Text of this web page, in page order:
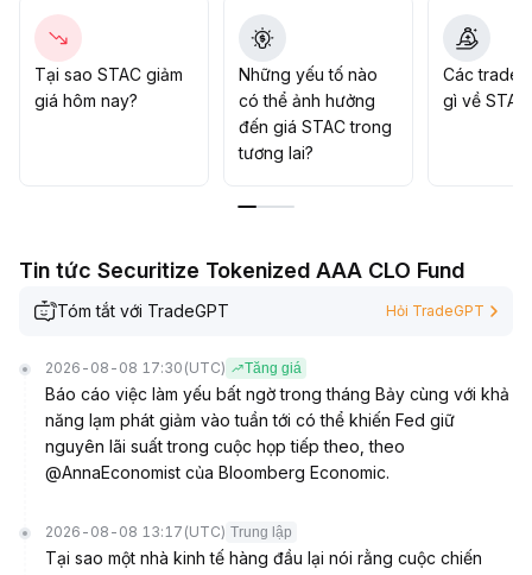
Chiến lược trung hạn căn cứ vào sự xuất hiện của tín
hiệu cấu trúc, kiểm soát tỷ trọng và rủi ro
Tại sao STAC giảm
giá hôm nay?
Những yếu tố nào
có thể ảnh hưởng
đến giá STAC trong
tương lai?
Các trader
gì về
Tin tức Securitize Tokenized AAA CLO Fund
Tóm tắt với TradeGPT Hỏi TradeGPT
2026-08-08 17:30 (UTC) Tăng giá
Báo cáo việc làm yếu bất ngờ trong tháng Bảy cùng với khả
năng lạm phát giảm vào tuần tới có thể khiến Fed giữ
nguyên lãi suất trong cuộc họp tiếp theo, theo
@AnnaEconomist của Bloomberg Economic.
2026-08-08 13:17 (UTC) Trung lập
Tại sao một nhà kinh tế hàng đầu lại nói rằng cuộc chiến